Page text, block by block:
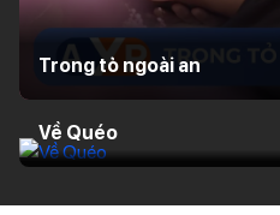
Trong tỏ ngoài an
Về Quéo